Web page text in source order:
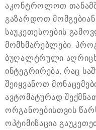
აკონტროლოთ
გაზარდოთ
საუკეთესოების
მომხმარებლები.
ბუღალტრული
ინტეგრირება, რაც
შეიყვანოთ
ავტომატურად
ორგანოებისთვის
ოპტიმიზაცია